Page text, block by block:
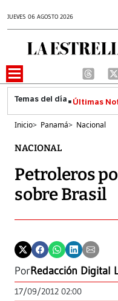
JUEVES 06 AGOSTO 2026
Últimas
Inicio> Panamá> Nacional
NACIONAL
Petroleros
sobre Brasil
PorRedacción Digital
17/09/2012 02:00